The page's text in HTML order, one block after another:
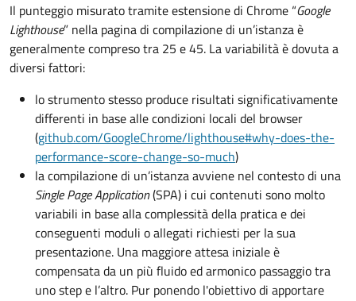
Il punteggio misurato tramite estensione di Chrome “Google
Lighthouse” nella pagina di compilazione di un’istanza è
generalmente compreso tra 25 e 45. La variabilità è dovuta a
diversi fattori:
lo strumento stesso produce risultati significativamente
differenti in base alle condizioni locali del browser
(github.com/GoogleChrome/lighthouse#why-does-the-
performance-score-change-so-much)
la compilazione di un’istanza avviene nel contesto di una
Single Page Application(SPA) i cui contenuti sono molto
variabili in base alla complessità della pratica e dei
conseguenti moduli o allegati richiesti per la sua
presentazione. Una maggiore attesa iniziale è
compensata da un più fluido ed armonico passaggio tra
uno step e l’altro. Pur ponendo l'obiettivo di apportare